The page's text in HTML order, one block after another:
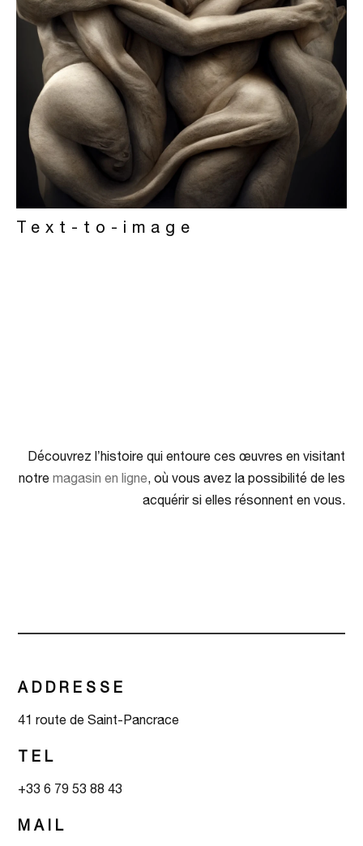
Text-to-image
Découvrez l’histoire qui entoure ces œuvres en visitant
notre magasin en ligne, où vous avez la possibilité de les
acquérir si elles résonnent en vous.
ADDRESSE
41 route de Saint-Pancrace
TEL
+33 6 79 53 88 43
MAIL